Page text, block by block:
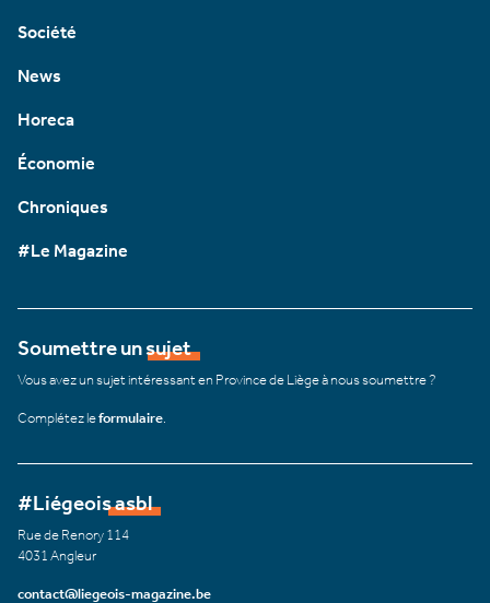
Société
News
Horeca
Économie
Chroniques
#Le Magazine
Soumettre un sujet
Vous avez un sujet intéressant en Province de Liège à nous soumettre ?
Complétez leformulaire
#Liégeois asbl
Rue de Renory 114
4031 Angleur
contact@liegeois-magazine.be